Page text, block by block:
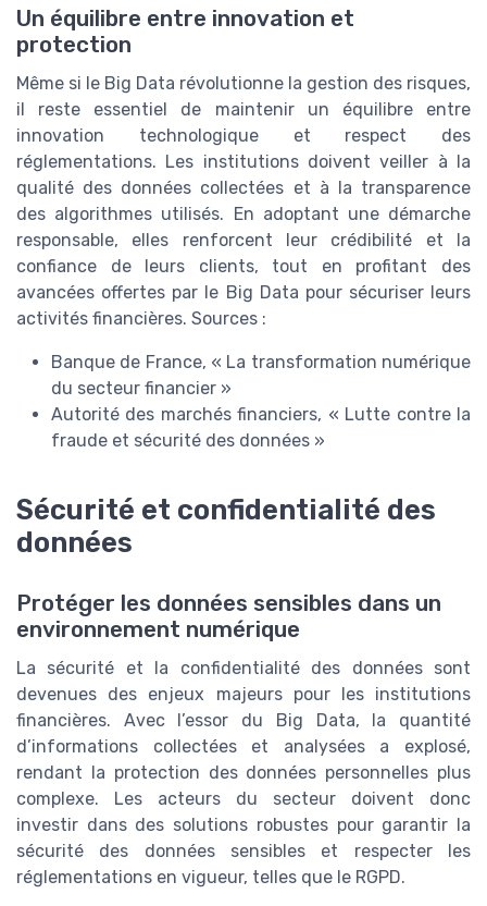
Un équilibre entre innovation et
protection
Même si le Big Data révolutionne la gestion des risques,
il reste essentiel de maintenir un équilibre entre
innovation technologique et respect des
réglementations. Les institutions doivent veiller à la
qualité des données collectées et à la transparence
des algorithmes utilisés. En adoptant une démarche
responsable, elles renforcent leur crédibilité et la
confiance de leurs clients, tout en profitant des
avancées offertes par le Big Data pour sécuriser leurs
activités financières. Sources :
Banque de France, « La transformation numérique
du secteur financier »
Autorité des marchés financiers, « Lutte contre la
fraude et sécurité des données »
Sécurité et confidentialité des
données
Protéger les données sensibles dans un
environnement numérique
La sécurité et la confidentialité des données sont
devenues des enjeux majeurs pour les institutions
financières. Avec l’essor du Big Data, la quantité
d’informations collectées et analysées a explosé,
rendant la protection des données personnelles plus
complexe. Les acteurs du secteur doivent donc
investir dans des solutions robustes pour garantir la
sécurité des données sensibles et respecter les
réglementations en vigueur, telles que le RGPD.